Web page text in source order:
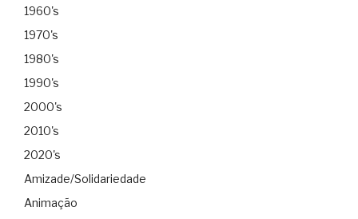
1960's
1970's
1980's
1990's
2000's
2010's
2020's
Amizade/Solidariedade
Animação